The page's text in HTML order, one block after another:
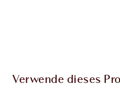
Verwende dieses